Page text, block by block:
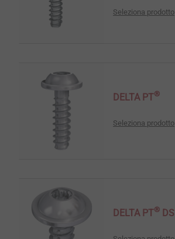
Seleziona prodotto
DELTA PT®
Seleziona prodotto
DELTA PT® DS